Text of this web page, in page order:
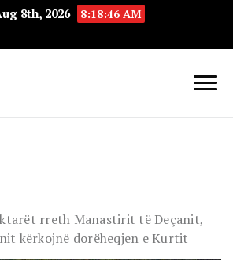
8th, 2026 8:18:47 AM
rreth Manastirit të Deçanit,
kërkojnë dorëheqjen e Kurtit